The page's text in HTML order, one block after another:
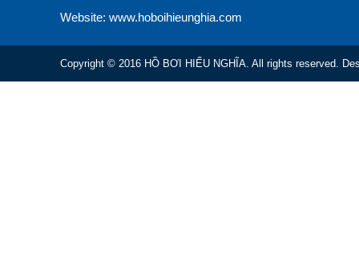
Website: www.hoboihieunghia.com
Copyright © 2016 HỒ BƠI HIẾU NGHĨA. All rights reserved.